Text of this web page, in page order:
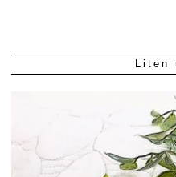
Liten